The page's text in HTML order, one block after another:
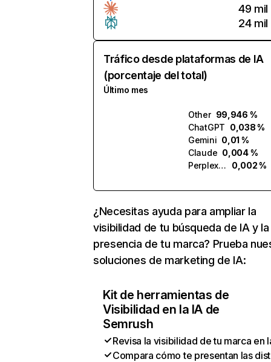
49 mil
24 mil
Tráfico desde plataformas de IA
(porcentaje del total)
Último mes
Other 99,946 %
ChatGPT 0,038 %
Gemini 0,01 %
Claude 0,004 %
Perplexity
0,002 %
¿Necesitas ayuda para ampliar la
visibilidad de tu búsqueda de IA y la
presencia de tu marca? Prueba
soluciones de marketing de IA:
Kit de herramientas de
Visibilidad en la IA de
Semrush
Revisa la visibilidad de tu marca en
Compara cómo te presentan las